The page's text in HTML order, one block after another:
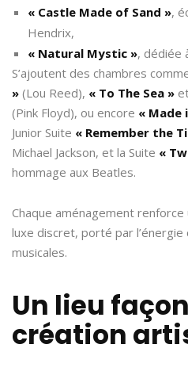
« Castle Made of Sand »,
Hendrix,
« Natural Mystic », dédiée
S’ajoutent des chambres
» (Lou Reed), « To The Sea »
(Pink Floyd), ou encore « Made
Junior Suite « Remember the
Michael Jackson, et la Suite «
hommage aux Beatles.
Chaque aménagement
luxe discret, porté par
musicales.
Un lieu
création